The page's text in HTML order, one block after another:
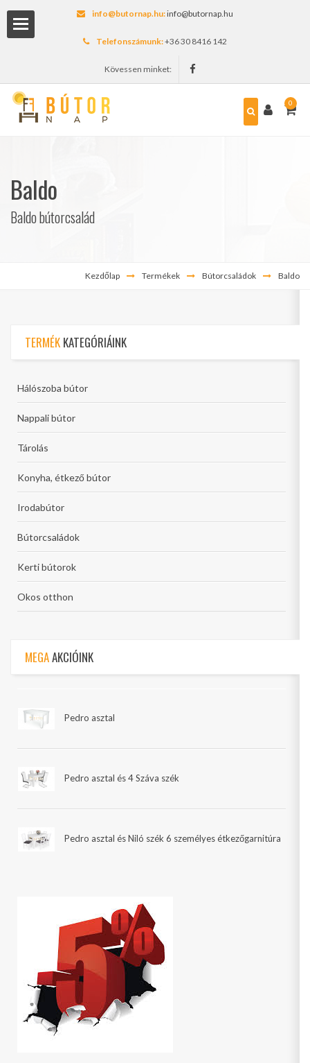
info@butornap.hu:info@butornap.hu
Telefonszámunk:+36 30 8416 142
Kövessen minket:
0
Baldo
Baldo bútorcsalád
Kezdőlap Termékek Bútorcsaládok Baldo
TERMÉK KATEGÓRIÁINK
Hálószoba bútor
Nappali bútor
Tárolás
Konyha, étkező bútor
Irodabútor
Bútorcsaládok
Kerti bútorok
Okos otthon
MEGAAKCIÓINK
Pedro asztal
Pedro asztal és 4 Száva szék
Pedro asztal és Niló szék 6 személyes étkezőgarnitúra